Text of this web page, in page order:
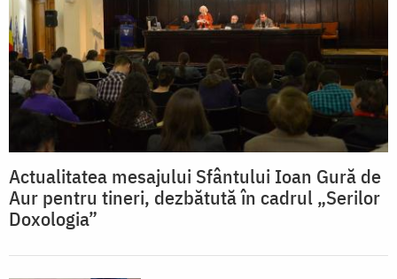
Actualitatea mesajului Sfântului Ioan Gură de
Aur pentru tineri, dezbătută în cadrul „Serilor
Doxologia”